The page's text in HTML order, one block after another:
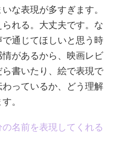
な表現が多すぎます。
られる。大丈夫です。な
通じてほしいと思う時
があるから、映画レビ
書いたり、絵で表現で
っているか、どう理解
。
名前を表現してくれる